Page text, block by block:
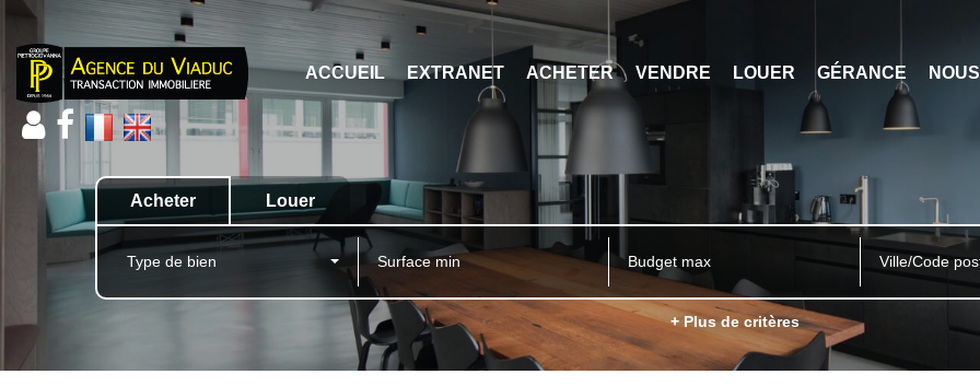
ACCUEIL EXTRANET ACHETER VENDRE LOUER GÉRANCE
Acheter Louer
Type de bien Ville/Code
+ Plus de critères